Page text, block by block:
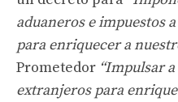
aduaneros e impuestos
para enriquecer a
Prometedor “Impulsar
extranjeros para